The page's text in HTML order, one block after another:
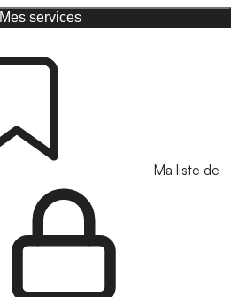
Mes services
Ma liste de